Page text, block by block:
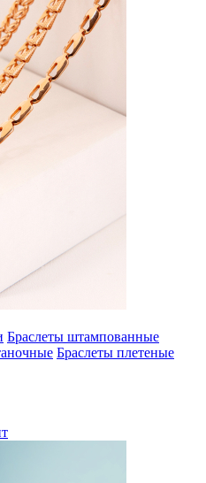
Браслеты штампованные
Браслеты плетеные